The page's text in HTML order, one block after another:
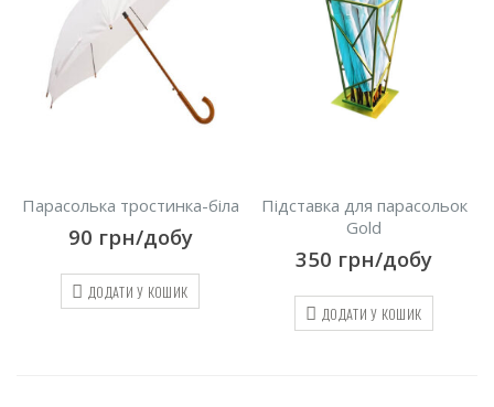
Парасолька тростинка-біла
90 грн/добу
ДОДАТИ У КОШИК
Підставка для парасольок
Gold
350 грн/добу
ДОДАТИ У КОШИК